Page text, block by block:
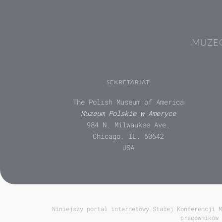
SEKRETARIAT
The Polish Museum of America
Muzeum Polskie w Ameryce
984 N. Milwaukee Ave.
Chicago, IL. 60642
USA
Niniejszy portal internetowy Stałej Konferencji